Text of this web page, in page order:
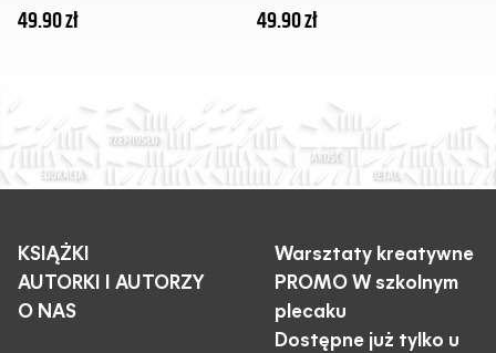
49.90zł 49.90zł
KSIĄŻKI
AUTORKI I AUTORZY
O NAS
Warsztaty kreatywne
PROMO W szkolnym
plecaku
Dostępne już tylko u